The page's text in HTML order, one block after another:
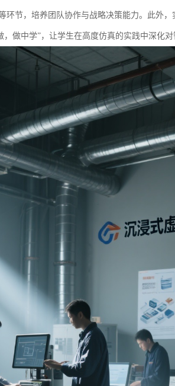
环节，培养团队协作与战略决策能力。此外
做中学”，让学生在高度仿真的实践中深化